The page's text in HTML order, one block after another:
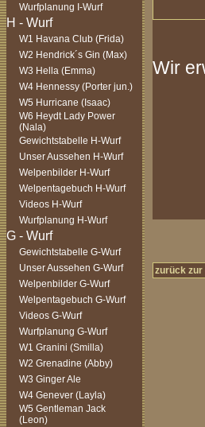
Wurfplanung I-Wurf
W1 Havana Club (Frida)
W2 Hendrick´s Gin (Max)
W3 Hella (Emma)
W4 Hennessy (Porter jun.)
W5 Hurricane (Isaac)
W6 Heydt Lady Power
(Nala)
Gewichtstabelle H-Wurf
Unser Aussehen H-Wurf
Welpenbilder H-Wurf
Welpentagebuch H-Wurf
Videos H-Wurf
Wurfplanung H-Wurf
Gewichtstabelle G-Wurf
Unser Aussehen G-Wurf
Welpenbilder G-Wurf
Welpentagebuch G-Wurf
Videos G-Wurf
Wurfplanung G-Wurf
W1 Granini (Smilla)
W2 Grenadine (Abby)
W3 Ginger Ale
W4 Genever (Layla)
W5 Gentleman Jack
(Leon)
Wir
zurück